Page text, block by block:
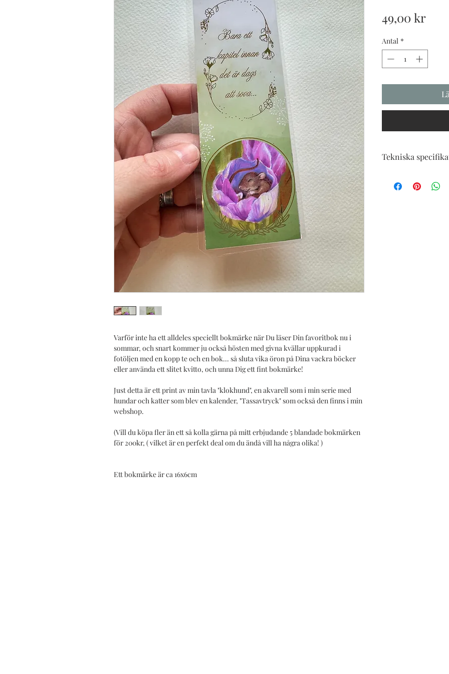
Varför inte ha ett alldeles speciellt bokmärke när Du läser Din favoritbok nu i
sommar, och snart kommer ju också hösten med givna kvällar uppkurad i
fotöljen med en kopp te och en bok... så sluta vika öron på Dina vackra böcker
eller använda ett slitet kvitto, och unna Dig ett fint bokmärke!
Just detta är ett print av min tavla "klokhund", en akvarell som i min serie med
hundar och katter som blev en kalender, "Tassavtryck" som också den finns i min
webshop.
(Vill du köpa fler än ett så kolla gärna på mitt erbjudande 5 blandade bokmärken
för 200kr, ( vilket är en perfekt deal om du ändå vill ha några olika! )
Ett bokmärke är ca 16x6cm
49,00 krPris
Antal *
Tekniska
skilja sig lite åt) och